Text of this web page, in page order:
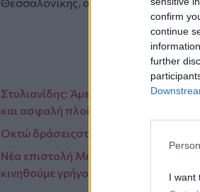
confirm
continue
further
I want
Στυλιανίδης: Άμεση ανάγκη, η
και ασφαλή πλοία
Οκτώ δράσειςστη μνήμη του
Νέα επιστολή Μητσοτάκη σε Φον ντερ
κινηθούμε γρήγορα»